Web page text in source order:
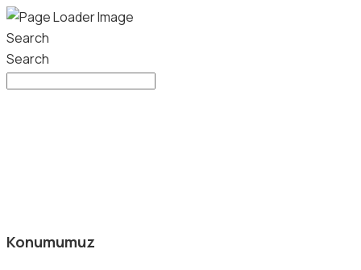
Search
Search
Konumumuz